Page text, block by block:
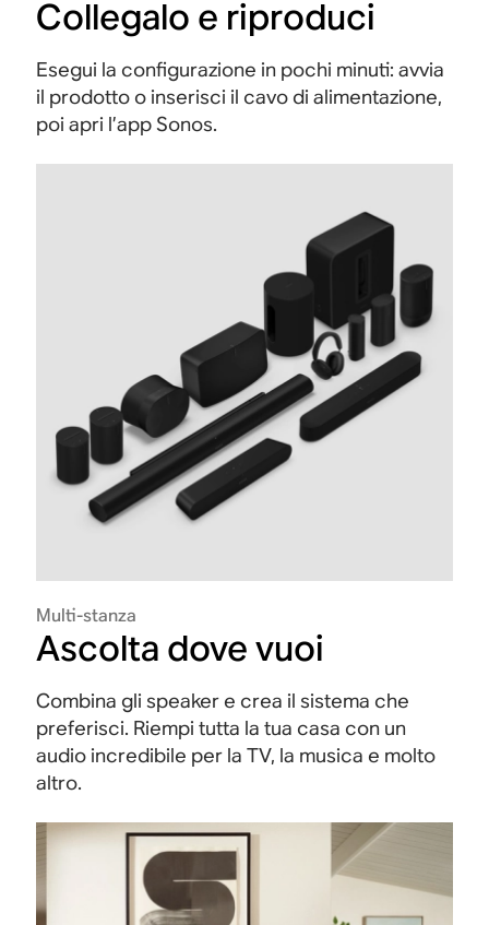
Collegalo e riproduci
Esegui la configurazione in pochi minuti: avvia
il prodotto o inserisci il cavo di alimentazione,
poi apri l’app Sonos.
Multi-stanza
Ascolta dove vuoi
Combina gli speaker e crea il sistema che
preferisci. Riempi tutta la tua casa con un
audio incredibile per la TV, la musica e molto
altro.